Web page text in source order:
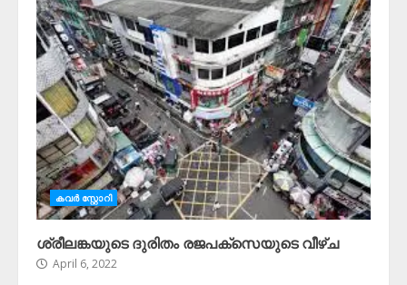
കവർ സ്റ്റോറി
ശ്രീലങ്കയുടെ ദുരിതം രജപക്സെയുടെ വീഴ്ച
April 6, 2022